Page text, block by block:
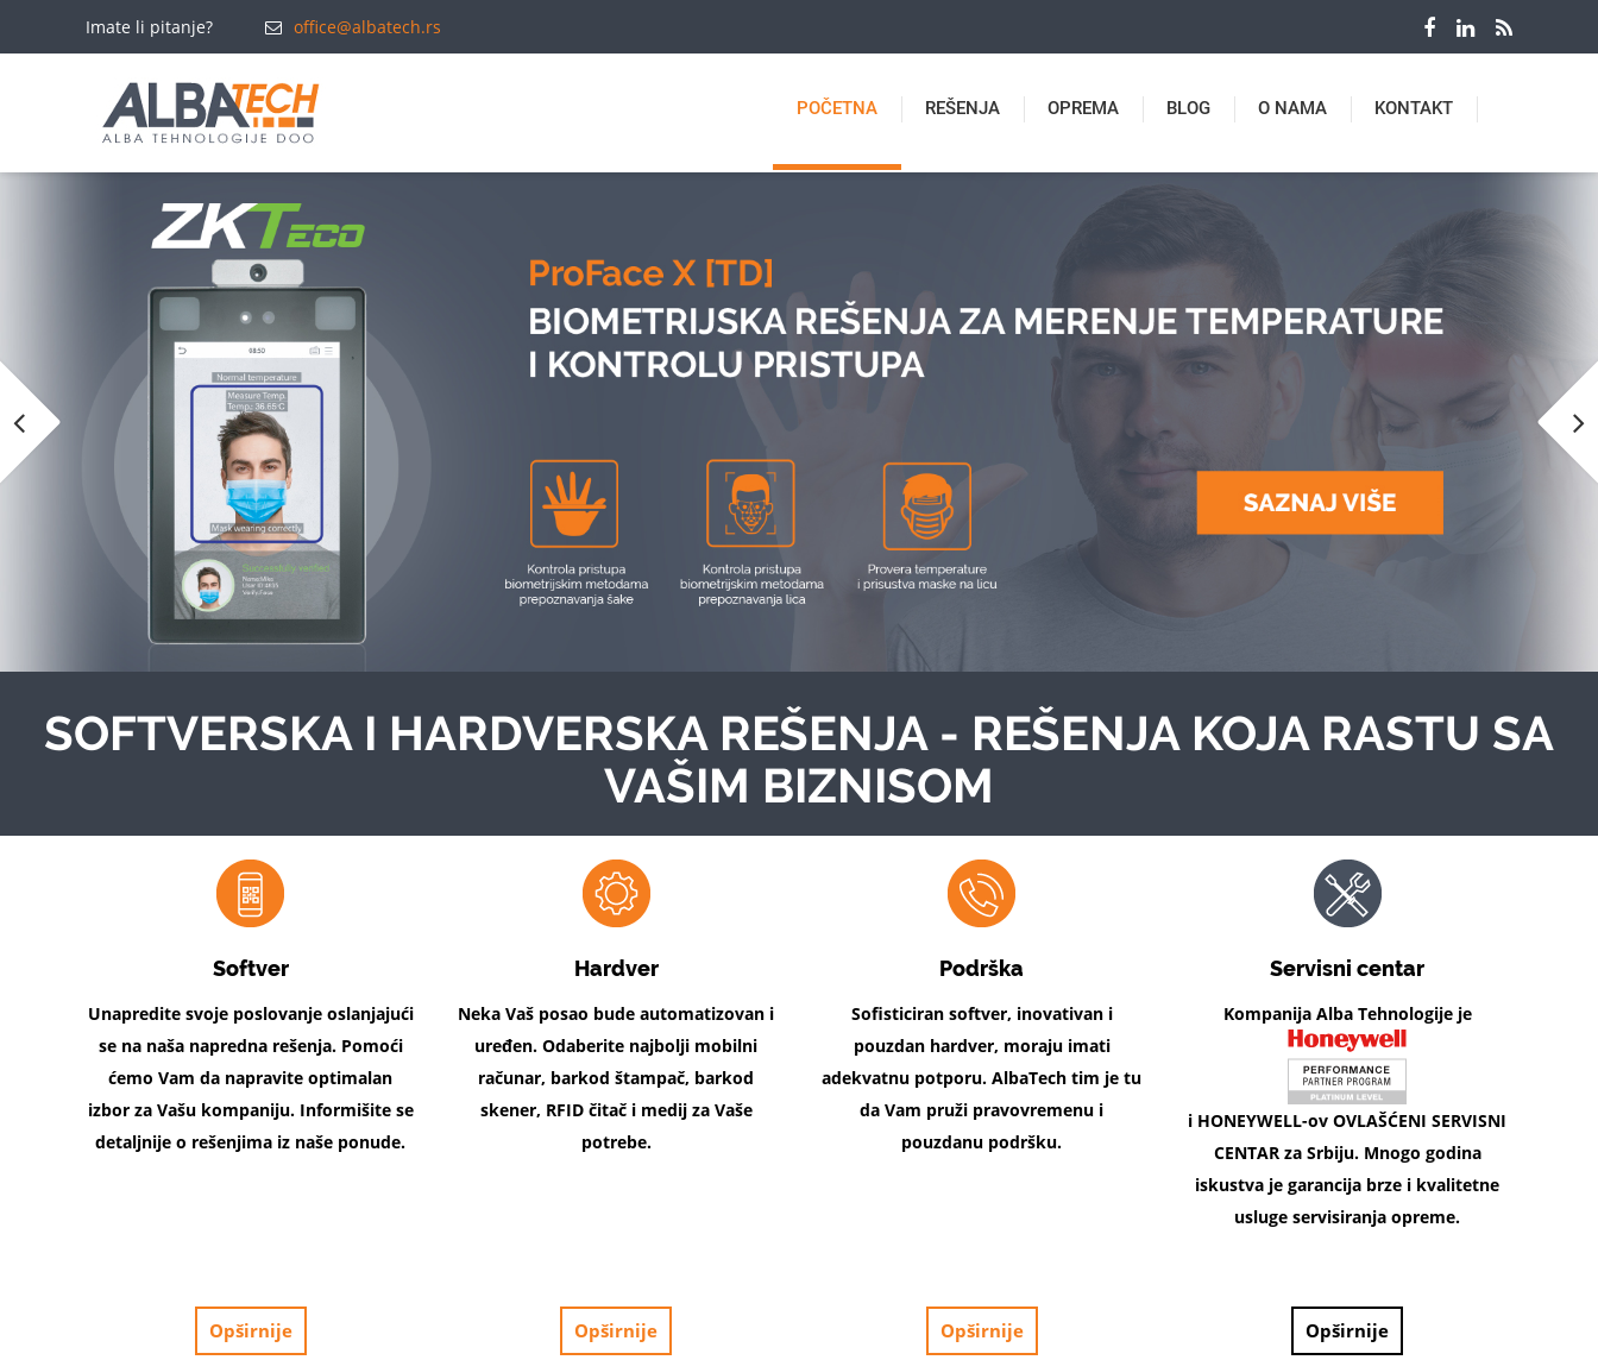
Imate li pitanje? office@albatech.rs
POČETNA REŠENJA OPREMA BLOG O NAMA KONTAKT
SOFTVERSKA I HARDVERSKA REŠENJA- REŠENJA KOJA RASTU SA
VAŠIM BIZNISOM
Softver
Unapredite svoje poslovanje oslanjajući
se na naša napredna rešenja. Pomoći
ćemo Vam da napravite optimalan
izbor za Vašu kompaniju. Informišite se
detaljnije o rešenjima iz naše ponude.
Hardver
Neka Vaš posao bude automatizovan i
uređen. Odaberite najbolji mobilni
računar, barkod štampač, barkod
skener, RFID čitač i medij za Vaše
potrebe.
Podrška
Sofisticiran softver, inovativan i
pouzdan hardver, moraju imati
adekvatnu potporu. AlbaTech tim je tu
da Vam pruži pravovremenu i
pouzdanu podršku.
Servisni centar
Kompanija Alba Tehnologije je
i HONEYWELL-ov OVLAŠĆENI SERVISNI
CENTAR za Srbiju. Mnogo godina
iskustva je garancija brze i kvalitetne
usluge servisiranja opreme.
Opširnije Opširnije Opširnije Opširnije